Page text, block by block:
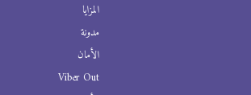
المزايا
مدونة
الأمان
Viber Out